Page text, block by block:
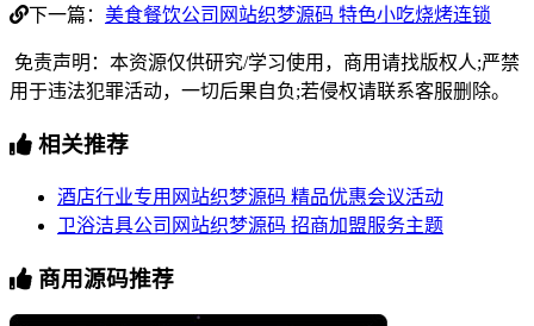
下一篇： 美食餐饮公司网站织梦源码 特色小吃烧烤连锁
免责声明：本资源仅供研究/学习使用，商用请找版权人;严禁
用于违法犯罪活动，一切后果自负;若侵权请联系客服删除。
相关推荐
酒店行业专用网站织梦源码 精品优惠会议活动
卫浴洁具公司网站织梦源码 招商加盟服务主题
商用源码推荐